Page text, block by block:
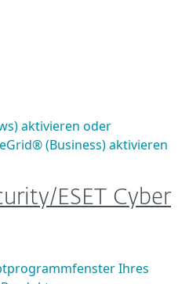
aktivieren oder
(Business) aktivieren
ESET Cyber
Ihres